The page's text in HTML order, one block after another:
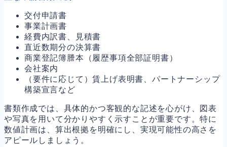
交付申請書
事業計画書
経費内訳書、見積書
直近数期分の決算書
商業登記簿謄本（履歴事項全部証明書）
会社案内
（要件に応じて）賃上げ表明書、パートナーシップ
構築宣言など
書類作成では、具体的かつ客観的な記述を心がけ、図表
や写真を用いて分かりやすく示すことが重要です。特に
数値計画は、算出根拠を明確にし、実現可能性の高さを
アピールしましょう。